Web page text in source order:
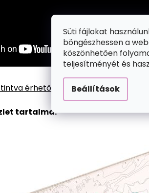
Süti fájlokat
böngészhessen a
köszönhetően
teljesítményét és
Beállítások
érhető el.
tartalma: